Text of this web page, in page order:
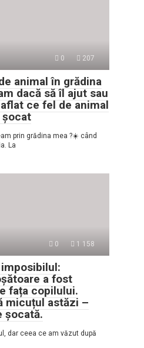
0 207
animal în grădina
dacă să îl ajut sau
ce fel de animal
șocat
prin grădina mea ?☀️ când
La
0 1 158
a fost
fața copilului.
micuțul astăzi –
șocată.
dar ceea ce am văzut după